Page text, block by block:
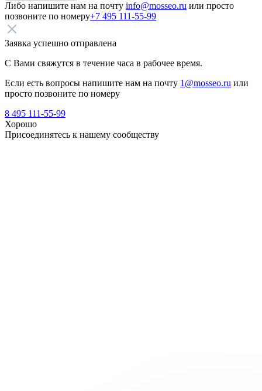
Либо напишите нам на почту info@mosseo.ru или просто
позвоните по номеру+7 495 111-55-99
Заявка успешно отправлена
С Вами свяжутся в течение часа в рабочее время.
Если есть вопросы напишите нам на почту 1@mosseo.ru или
просто позвоните по номеру
8 495 111-55-99
Хорошо
Присоединятесь к нашему сообществу